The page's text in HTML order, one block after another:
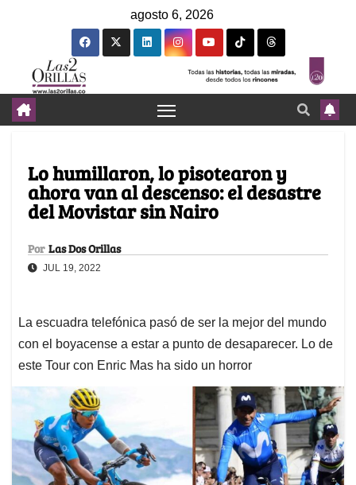
agosto 6, 2026
Lo humillaron, lo pisotearon y
ahora van al descenso: el desastre
del Movistar sin Nairo
Por Las Dos Orillas
JUL 19, 2022
La escuadra telefónica pasó de ser la mejor del mundo
con el boyacense a estar a punto de desaparecer. Lo de
este Tour con Enric Mas ha sido un horror